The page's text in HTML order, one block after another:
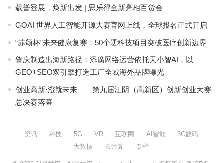
载誉登展，焕新出发 | 思乐得全新亮相百货会
GOAI 世界人工智能开源大赛官网上线，全球报名正式开启
“苏颂杯”未来健康复赛：50个硬科技项目突破医疗创新边界
肇庆制造出海新路径：添廣网络运营依托天小智AI，以
GEO+SEO双引擎打造工厂全域海外品牌曝光
创业高新·澄就未来——第九届江阴（高新区）创新创业大赛
总决赛落幕
资讯 科技 5G VR 互联网 AI智能
3C数码
大数据
云计算 专栏